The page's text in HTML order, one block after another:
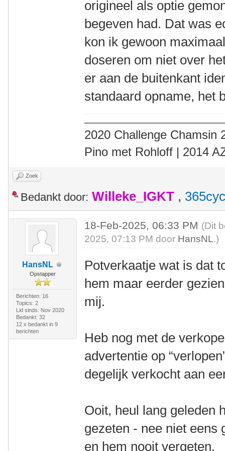
origineel als optie
begeven had. Dat was
kon ik gewoon
doseren om niet over
er aan de buitenkant
standaard opname, het
2020 Challenge Chamsin
Pino met Rohloff | 2014
Zoek
Bedankt door: Willeke_IGKT ,
HansNL
Opstapper
Berichten: 16
Topics: 2
Lid sinds: Nov 2020
Bedankt: 32
12 x bedankt in 9
berichten
18-Feb-2025, 06:33 PM (Dit
2025, 07:13 PM door HansNL.)
Potverkaatje wat is dat
hem maar eerder
mij.
Heb nog met de
advertentie op
degelijk verkocht aan
Ooit, heul lang geleden
gezeten - nee niet eens
en hem nooit vergeten.